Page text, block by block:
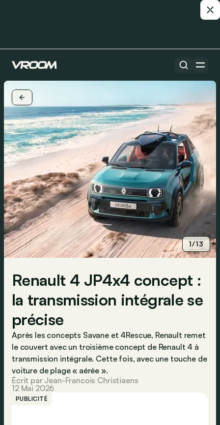
1/13
Renault 4 JP4x4 concept :
la transmission intégrale se
précise
Après les concepts Savane et 4Rescue, Renault remet
le couvert avec un troisième concept de Renault 4 à
transmission intégrale. Cette fois, avec une touche de
voiture de plage « aérée ».
Écrit par Jean-Francois Christiaens
12 Mai 2026
PUBLICITÉ